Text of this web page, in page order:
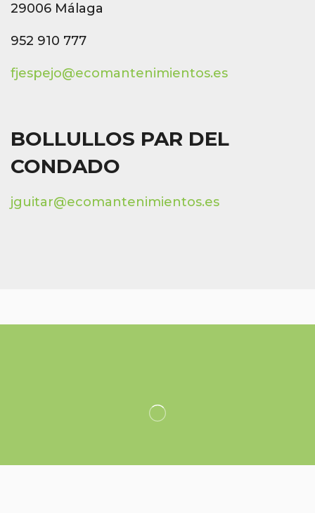
29006 Málaga
952 910 777
fjespejo@ecomantenimientos.es
BOLLULLOS PAR DEL
CONDADO
jguitar@ecomantenimientos.es